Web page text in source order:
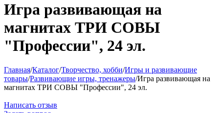
Игра развивающая на
магнитах ТРИ СОВЫ
"Профессии", 24 эл.
Главная/Каталог/Творчество, хобби/Игры и развивающие
товары/Развивающие игры, тренажеры/Игра развивающая на
магнитах ТРИ СОВЫ "Профессии", 24 эл.
Написать отзыв